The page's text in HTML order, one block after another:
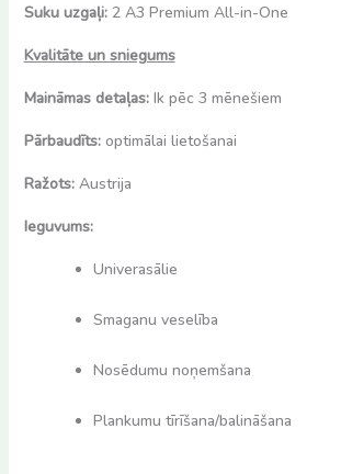
Suku uzgaļi: 2 A3 Premium All-in-One
Kvalitāte un sniegums
Maināmas detaļas: Ik pēc 3 mēnešiem
Pārbaudīts: optimālai lietošanai
Ražots: Austrija
Ieguvums:
Univerasālie
Smaganu veselība
Nosēdumu noņemšana
Plankumu tīrīšana/balināšana